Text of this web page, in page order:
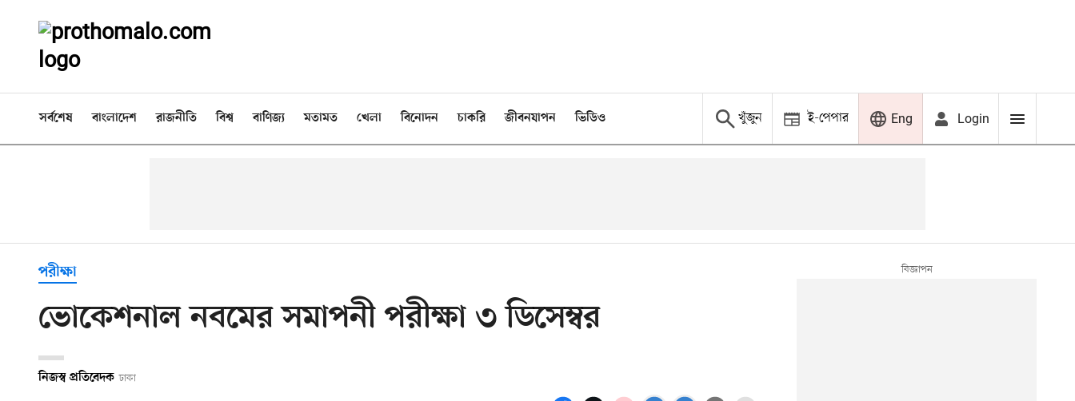
সর্বশেষ বাংলাদেশ রাজনীতি বিশ্ব বাণিজ্য মতামত খেলা বিনোদন চাকরি জীবনযাপন ভিডিও খুঁজুন ই-পেপার Eng Login
পরীক্ষা
ভোকেশনাল নবমের সমাপনী পরীক্ষা ৩ ডিসেম্বর
নিজস্ব প্রতিবেদক ঢাকা